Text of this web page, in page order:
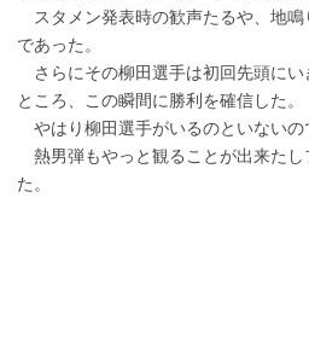
スタメン発表時の歓声たるや、地鳴
であった。
さらにその柳田選手は初回先頭にい
ところ、この瞬間に勝利を確信した。
やはり柳田選手がいるのといないの
熱男弾もやっと観ることが出来たし
た。